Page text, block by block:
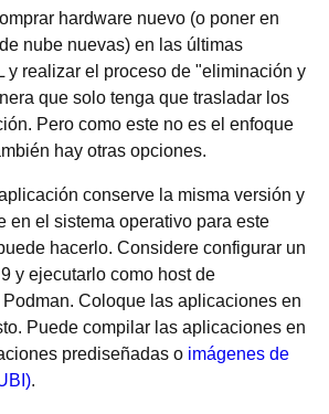
hardware nuevo (o poner en
nube nuevas) en las últimas
y realizar el proceso de "eliminación y
que solo tenga que trasladar los
Pero como este no es el enfoque
hay otras opciones.
conserve la misma versión y
en el sistema operativo para este
hacerlo. Considere configurar un
y ejecutarlo como host de
Coloque las aplicaciones en
Puede compilar las aplicaciones en
prediseñadas o imágenes de
.